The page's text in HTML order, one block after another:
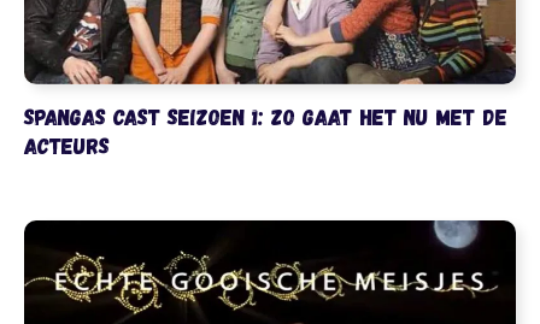
SpangaS cast seizoen 1: zo gaat het nu met de
acteurs